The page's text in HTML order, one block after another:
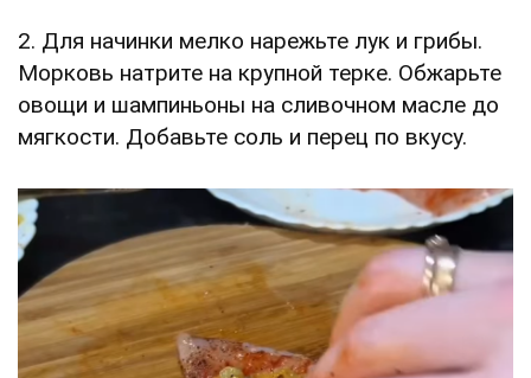
2. Для начинки мелко нарежьте лук и грибы.
Морковь натрите на крупной терке. Обжарьте
овощи и шампиньоны на сливочном масле до
мягкости. Добавьте соль и перец по вкусу.